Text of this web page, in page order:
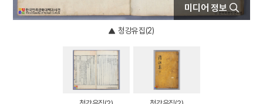
미디어 정보
청강유집(2)